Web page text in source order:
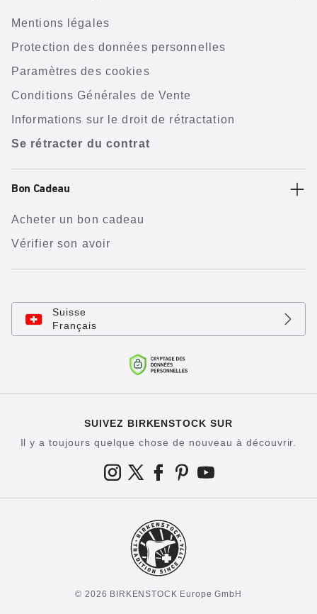
Mentions légales
Protection des données personnelles
Paramètres des cookies
Conditions Générales de Vente
Informations sur le droit de rétractation
Se rétracter du contrat
Bon Cadeau
Acheter un bon cadeau
Vérifier son avoir
Suisse
Français
SUIVEZ BIRKENSTOCK SUR
Il y a toujours quelque chose de nouveau à découvrir.
© 2026 BIRKENSTOCK Europe GmbH